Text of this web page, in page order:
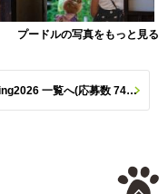
プードルの写真をもっと見る
イヌトミィ モデル犬フォトコンテスト Spring2026 一覧へ(応募数 747枚)